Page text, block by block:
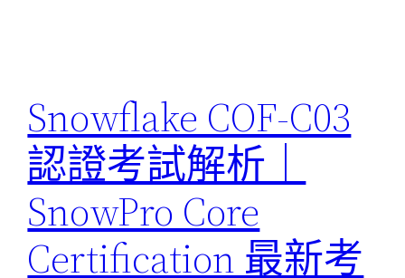
Snowflake COF-C03
認證考試解析｜
SnowPro Core
Certification 最新考